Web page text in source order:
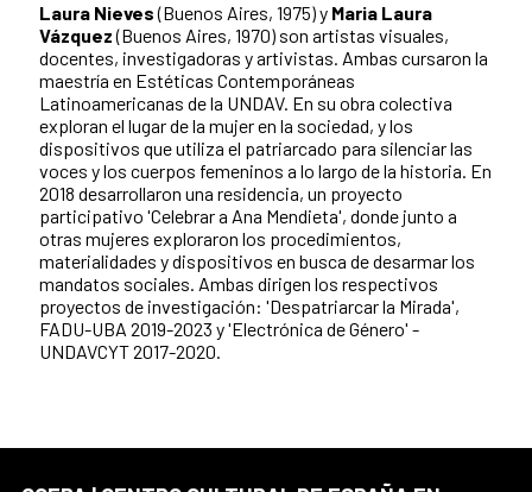
Laura Nieves(Buenos Aires, 1975) y Maria Laura
Vázquez(Buenos Aires, 1970) son artistas visuales,
docentes, investigadoras y artivistas. Ambas cursaron la
maestría en Estéticas Contemporáneas
Latinoamericanas de la UNDAV. En su obra colectiva
exploran el lugar de la mujer en la sociedad, y los
dispositivos que utiliza el patriarcado para silenciar las
voces y los cuerpos femeninos a lo largo de la historia. En
2018 desarrollaron una residencia, un proyecto
participativo 'Celebrar a Ana Mendieta', donde junto a
otras mujeres exploraron los procedimientos,
materialidades y dispositivos en busca de desarmar los
mandatos sociales. Ambas dirigen los respectivos
proyectos de investigación: 'Despatriarcar la Mirada',
FADU-UBA 2019-2023 y 'Electrónica de Género' -
UNDAVCYT 2017-2020.